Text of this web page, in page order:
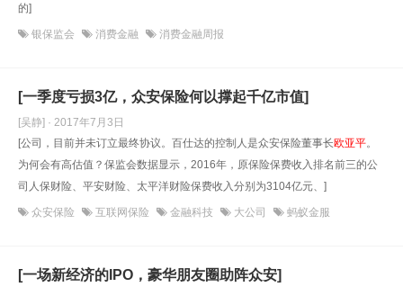
的]
银保监会 消费金融 消费金融周报
[一季度亏损3亿，众安保险何以撑起千亿市值]
[吴静] · 2017年7月3日
[公司，目前并未订立最终协议。百仕达的控制人是众安保险董事长欧亚平。
为何会有高估值？保监会数据显示，2016年，原保险保费收入排名前三的公
司人保财险、平安财险、太平洋财险保费收入分别为3104亿元、]
众安保险 互联网保险 金融科技 大公司 蚂蚁金服
[一场新经济的IPO，豪华朋友圈助阵众安]